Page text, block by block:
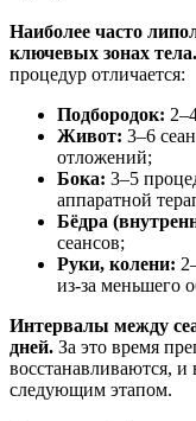
Наиболее часто
ключевых зонах тела.
процедур отличается:
Подбородок:
Живот: 3–6
отложений;
Бока: 3–5
аппаратной
Бёдра
сеансов;
Руки, колени:
из-за меньшего
Интервалы между
дней. За это время
восстанавливаются, и
следующим этапом.